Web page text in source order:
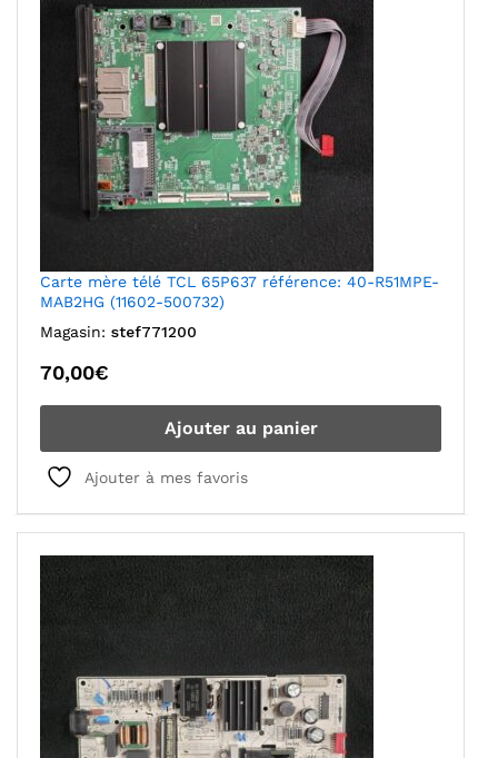
Carte mère télé TCL 65P637 référence: 40-R51MPE-
MAB2HG (11602-500732)
Magasin: stef771200
70,00€
Ajouter au panier
Ajouter à mes favoris